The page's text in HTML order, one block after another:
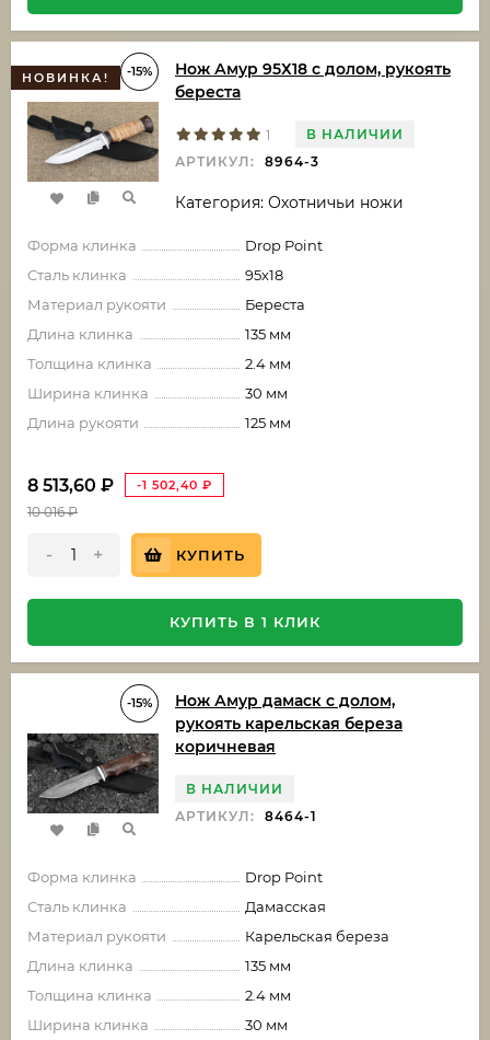
НОВИНКА! -15%
Нож Амур 95Х18 с долом, рукоять
береста
1
В НАЛИЧИИ
АРТИКУЛ:
8964-3
Категория: Охотничьи ножи
Форма клинка
Drop Point
Сталь клинка
95х18
Материал рукояти
Береста
Длина клинка
135 мм
Толщина клинка
2.4 мм
Ширина клинка
30 мм
Длина рукояти
125 мм
8 513,60 ₽ -1 502,40 ₽
10 016₽
- + КУПИТЬ
КУПИТЬ В 1 КЛИК
-15%
Нож Амур дамаск с долом,
рукоять карельская береза
коричневая
В НАЛИЧИИ
АРТИКУЛ:
8464-1
Форма клинка
Drop Point
Сталь клинка
Дамасская
Материал рукояти
Карельская береза
Длина клинка
135 мм
Толщина клинка
2.4 мм
Ширина клинка
30 мм